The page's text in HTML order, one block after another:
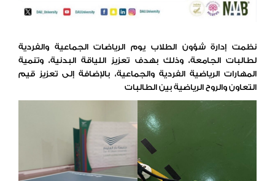
نظمت إدارة شؤون الطلاب يوم الرياضات الجماعية والفردية
لطالبات الجامعة، وذلك بهدف تعزيز اللياقة البدنية، وتنمية
المهارات الرياضية الفردية والجماعية، بالإضافة إلى تعزيز قيم
التعاون والروح الرياضية بين الطالبات